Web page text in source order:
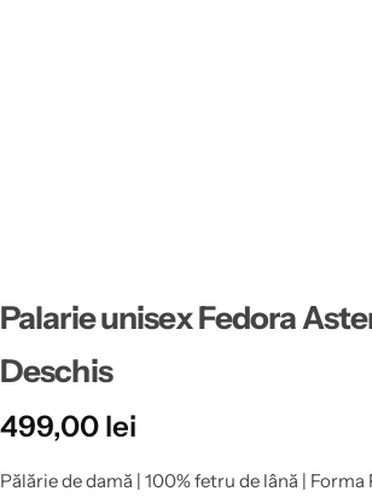
Palarie unisex Fedora
Deschis
499,00 lei
Pălărie de damă | 100% fetru de lână |